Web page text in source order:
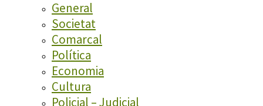
General
Societat
Comarcal
Política
Economia
Cultura
Policial – Judicial